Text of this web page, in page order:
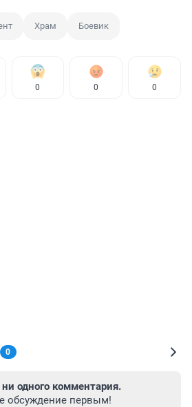
Храм Боевик
0 0 0
0
одного комментария.
обсуждение первым!